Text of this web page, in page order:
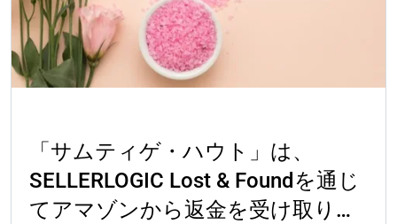
「サムティゲ・ハウト」は、
SELLERLOGIC Lost & Foundを通じ
てアマゾンから返金を受け取りま